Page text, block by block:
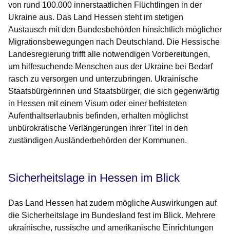
von rund 100.000 innerstaatlichen Flüchtlingen in der
Ukraine aus. Das Land Hessen steht im stetigen
Austausch mit den Bundesbehörden hinsichtlich möglicher
Migrationsbewegungen nach Deutschland. Die Hessische
Landesregierung trifft alle notwendigen Vorbereitungen,
um hilfesuchende Menschen aus der Ukraine bei Bedarf
rasch zu versorgen und unterzubringen. Ukrainische
Staatsbürgerinnen und Staatsbürger, die sich gegenwärtig
in Hessen mit einem Visum oder einer befristeten
Aufenthaltserlaubnis befinden, erhalten möglichst
unbürokratische Verlängerungen ihrer Titel in den
zuständigen Ausländerbehörden der Kommunen.
Sicherheitslage in Hessen im Blick
Das Land Hessen hat zudem mögliche Auswirkungen auf
die Sicherheitslage im Bundesland fest im Blick. Mehrere
ukrainische, russische und amerikanische Einrichtungen